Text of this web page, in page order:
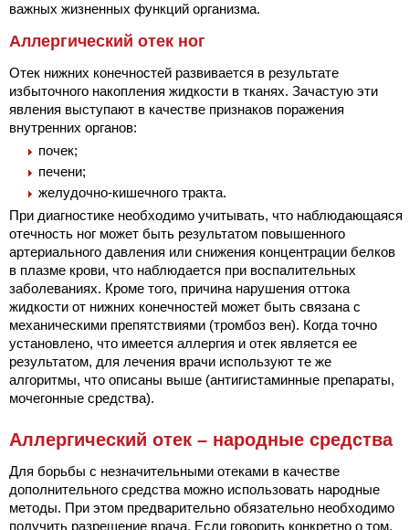
важных жизненных функций организма.
Аллергический отек ног
Отек нижних конечностей развивается в результате
избыточного накопления жидкости в тканях. Зачастую эти
явления выступают в качестве признаков поражения
внутренних органов:
почек;
печени;
желудочно-кишечного тракта.
При диагностике необходимо учитывать, что наблюдающаяся
отечность ног может быть результатом повышенного
артериального давления или снижения концентрации белков
в плазме крови, что наблюдается при воспалительных
заболеваниях. Кроме того, причина нарушения оттока
жидкости от нижних конечностей может быть связана с
механическими препятствиями (тромбоз вен). Когда точно
установлено, что имеется аллергия и отек является ее
результатом, для лечения врачи используют те же
алгоритмы, что описаны выше (антигистаминные препараты,
мочегонные средства).
Аллергический отек – народные средства
Для борьбы с незначительными отеками в качестве
дополнительного средства можно использовать народные
методы. При этом предварительно обязательно необходимо
получить разрешение врача. Если говорить конкретно о том,